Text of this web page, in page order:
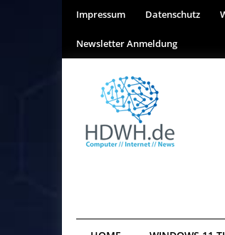
Impressum Datenschutz
Newsletter Anmeldung